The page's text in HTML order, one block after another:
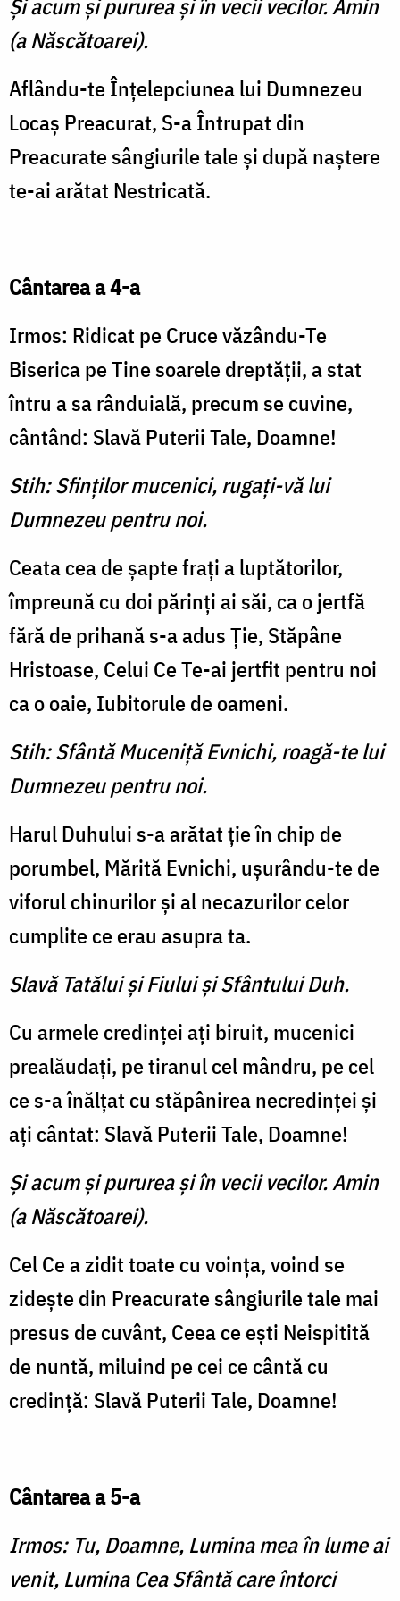
Şi acum şi pururea şi în vecii vecilor. Amin
(a Născătoarei).
Aflându-te Înţelepciunea lui Dumnezeu
Locaş Preacurat, S-a Întrupat din
Preacurate sângiurile tale şi după naştere
te-ai arătat Nestricată.
Cântarea a 4-a
Irmos: Ridicat pe Cruce văzându-Te
Biserica pe Tine soarele dreptăţii, a stat
întru a sa rânduială, precum se cuvine,
cântând: Slavă Puterii Tale, Doamne!
Stih: Sfinţilor mucenici, rugaţi-vă lui
Dumnezeu pentru noi.
Ceata cea de şapte fraţi a luptătorilor,
împreună cu doi părinţi ai săi, ca o jertfă
fără de prihană s-a adus Ţie, Stăpâne
Hristoase, Celui Ce Te-ai jertfit pentru noi
ca o oaie, Iubitorule de oameni.
Stih: Sfântă Muceniţă Evnichi, roagă-te lui
Dumnezeu pentru noi.
Harul Duhului s-a arătat ţie în chip de
porumbel, Mărită Evnichi, uşurându-te de
viforul chinurilor şi al necazurilor ce­lor
cumplite ce erau asupra ta.
Slavă Tatălui şi Fiului şi Sfântului Duh.
Cu armele credinţei aţi bi­ruit, mucenici
prealăudaţi, pe tiranul cel mândru, pe cel
ce s-a înălţat cu stăpânirea necre­dinţei şi
aţi cântat: Slavă Pu­terii Tale, Doamne!
Şi acum şi pururea şi în vecii vecilor. Amin
(a Născătoarei).
Cel Ce a zidit toate cu voinţa, voind se
zideşte din Preacurate sângiurile tale mai
presus de cuvânt, Ceea ce eşti Neispitită
de nuntă, miluind pe cei ce cântă cu
credinţă: Slavă Puterii Tale, Doamne!
Cântarea a 5-a
Irmos: Tu, Doamne, Lumina mea în lume ai
venit, Lumina Cea Sfântă care întorci